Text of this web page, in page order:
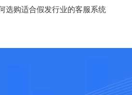
选购适合假发行业的客服系统